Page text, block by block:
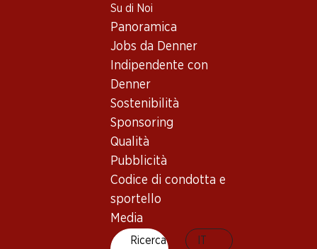
Su di Noi
Panoramica
Jobs da Denner
Indipendente con
Denner
Sostenibilità
Sponsoring
Qualità
Pubblicità
Codice di condotta e
sportello
Media
Ricerca
Temperatura di beva
Impronta di CO2